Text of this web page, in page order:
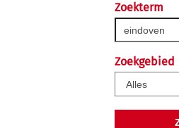
Zoekterm
Zoekgebied